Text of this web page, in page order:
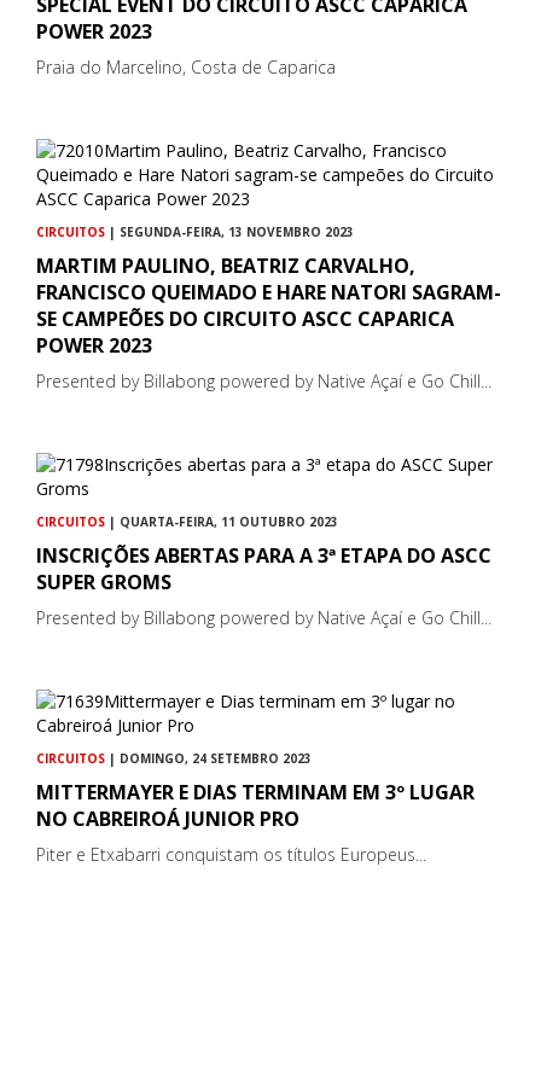
SPECIAL EVENT DO CIRCUITO ASCC CAPARICA
POWER 2023
Praia do Marcelino, Costa de Caparica
CIRCUITOS | SEGUNDA-FEIRA, 13 NOVEMBRO 2023
MARTIM PAULINO, BEATRIZ CARVALHO,
FRANCISCO QUEIMADO E HARE NATORI SAGRAM-
SE CAMPEÕES DO CIRCUITO ASCC CAPARICA
POWER 2023
Presented by Billabong powered by Native Açaí e Go Chill...
CIRCUITOS | QUARTA-FEIRA, 11 OUTUBRO 2023
INSCRIÇÕES ABERTAS PARA A 3ª ETAPA DO ASCC
SUPER GROMS
Presented by Billabong powered by Native Açaí e Go Chill...
CIRCUITOS | DOMINGO, 24 SETEMBRO 2023
MITTERMAYER E DIAS TERMINAM EM 3º LUGAR
NO CABREIROÁ JUNIOR PRO
Piter e Etxabarri conquistam os títulos Europeus...